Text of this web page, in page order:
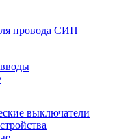
провода СИП
выключатели